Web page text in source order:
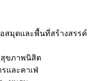
สมุดและพื้นที่สร้างสรรค์
ขภาพนิสิต
และคาเฟ่